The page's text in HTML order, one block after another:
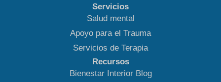
Servicios
Salud mental
Apoyo para el Trauma
Servicios de Terapia
Recursos
Bienestar Interior Blog